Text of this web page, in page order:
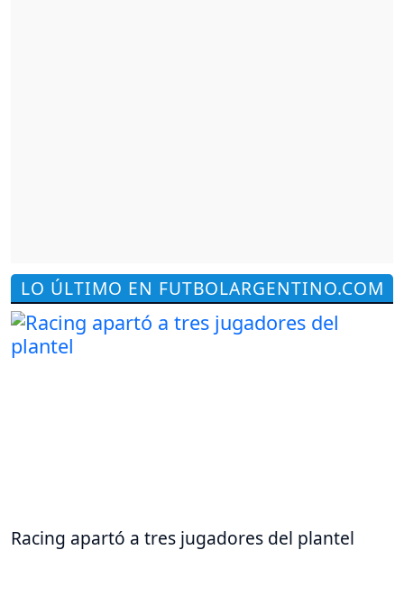
LO ÚLTIMO EN FUTBOLARGENTINO.COM
Racing apartó a tres jugadores del plantel